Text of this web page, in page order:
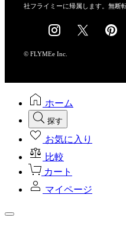
採用情報
社フライミーに帰属します。無断
© FLYMEe Inc.
ホーム
探す
お気に入り
比較
カート
マイページ